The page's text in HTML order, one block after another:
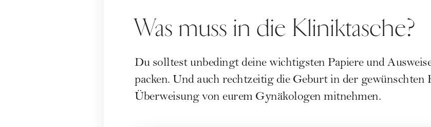
Was muss in die Kliniktasche?
Du solltest unbedingt deine wichtigsten Papiere und
packen. Und auch rechtzeitig die Geburt in der gewünschten
Überweisung von eurem Gynäkologen mitnehmen.